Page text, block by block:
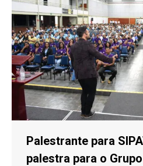
Palestrante para
palestra para o